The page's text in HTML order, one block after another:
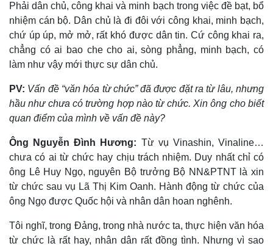
Vụ án
Tin nóng
Tư vấn luật
Vũ khí
Việt Nam
Phân tích
Phải dân chủ, công khai và minh bạch trong việc đề bạt, bổ
nhiệm cán bộ. Dân chủ là đi đôi với công khai, minh bạch,
chứ úp úp, mở mở, rất khó được dân tin. Cứ công khai ra,
chẳng có ai bao che cho ai, sòng phẳng, minh bạch, có
làm như vậy mới thực sự dân chủ.
PV: Vấn đề “văn hóa từ chức” đã được đặt ra từ lâu, nhưng
hầu như chưa có trường hợp nào từ chức. Xin ông cho biết
quan điểm của mình về vấn đề này?
Ông Nguyễn Đình Hương: Từ vụ Vinashin, Vinaline…
chưa có ai từ chức hay chịu trách nhiệm. Duy nhất chỉ có
ông Lê Huy Ngọ, nguyên Bộ trưởng Bộ NN&PTNT là xin
từ chức sau vụ Lã Thị Kim Oanh. Hành động từ chức của
ông Ngọ được Quốc hội và nhân dân hoan nghênh.
Tôi nghĩ, trong Đảng, trong nhà nước ta, thực hiện văn hóa
từ chức là rất hay, nhân dân rất đồng tình. Nhưng vì sao